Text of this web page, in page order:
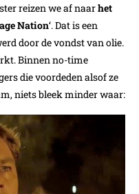
reizen we af naarhet
Nation‘. Dat is een
door de vondst van olie.
Binnen no-time
die voordeden alsof ze
niets bleek minder waar: